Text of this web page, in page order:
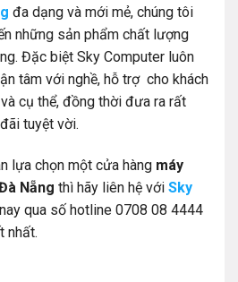
đa dạng và mới mẻ, chúng tôi
những sản phẩm chất lượng
Đặc biệt Sky Computer luôn
tâm với nghề, hỗ trợ cho khách
cụ thể, đồng thời đưa ra rất
tuyệt vời.
lựa chọn một cửa hàng máy
Nẵng thì hãy liên hệ với Sky
qua số hotline 0708 08 4444
nhất.